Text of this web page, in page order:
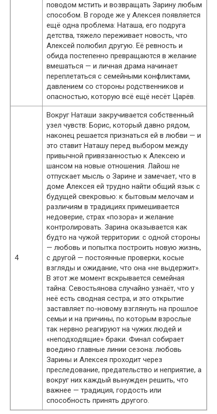
поводом мстить и возвращать Зарину любым
способом. В городе же у Алексея появляется
ещё одна проблема: Наташа, его подруга
детства, тяжело переживает новость, что
Алексей полюбил другую. Её ревность и
обида постепенно превращаются в желание
вмешаться — и личная драма начинает
переплетаться с семейными конфликтами,
давлением со стороны родственников и
опасностью, которую всё ещё несёт Царёв.
4
Вокруг Наташи закручивается собственный
узел чувств: Борис, который давно рядом,
наконец решается признаться ей в любви — и
это ставит Наташу перед выбором между
привычной привязанностью к Алексею и
шансом на новые отношения. Лайош не
отпускает мысль о Зарине и замечает, что в
доме Алексея ей трудно найти общий язык с
будущей свекровью: к бытовым мелочам и
различиям в традициях примешивается
недоверие, страх «позора» и желание
контролировать. Зарина оказывается как
будто на чужой территории: с одной стороны
— любовь и попытка построить новую жизнь,
с другой — постоянные проверки, косые
взгляды и ожидание, что она «не выдержит».
В этот же момент вскрывается семейная
тайна: Севостьянова случайно узнаёт, что у
неё есть сводная сестра, и это открытие
заставляет по-новому взглянуть на прошлое
семьи и на причины, по которым взрослые
так нервно реагируют на чужих людей и
«неподходящие» браки. Финал собирает
воедино главные линии сезона: любовь
Зарины и Алексея проходит через
преследование, предательство и неприятие, а
вокруг них каждый вынужден решить, что
важнее — традиция, гордость или
способность принять другого.